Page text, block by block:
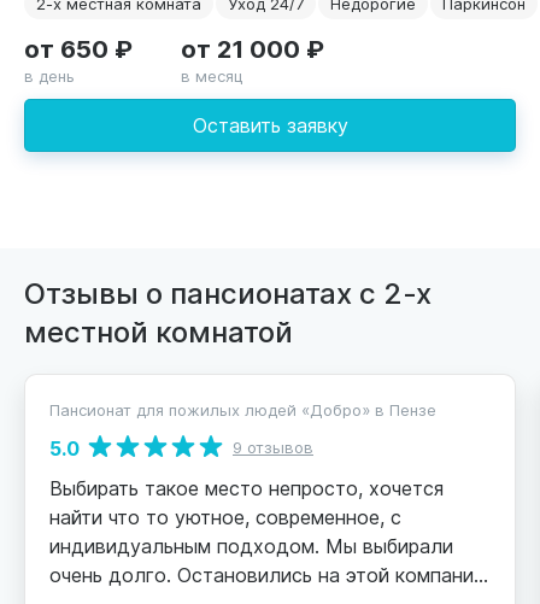
Оставить заявку
от 650 ₽
в день
от 21 000 ₽
в месяц
Отзывы о пансионатах с 2-х
местной комнатой
Пансионат для пожилых людей «Добро» в Пензе
5.0 9 отзывов
Выбирать такое место непросто, хочется
найти что то уютное, современное, с
индивидуальным подходом. Мы выбирали
очень долго. Остановились на этой компании,